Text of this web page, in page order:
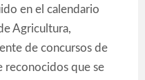
en el calendario
Agricultura,
de concursos de
reconocidos que se